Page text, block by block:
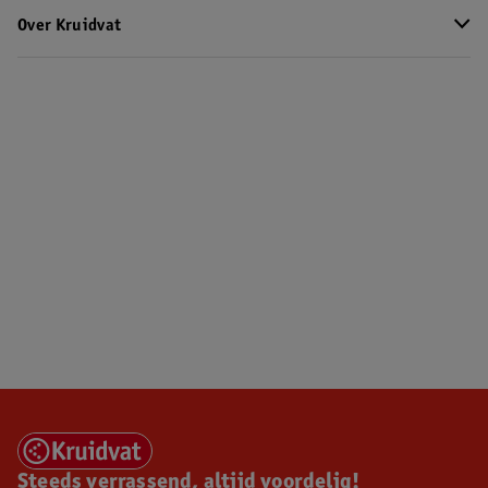
Over Kruidvat
Steeds verrassend, altijd voordelig!